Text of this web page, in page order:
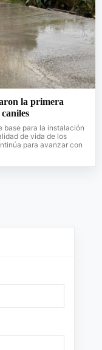
la primera
base para la instalación
de vida de los
para avanzar con